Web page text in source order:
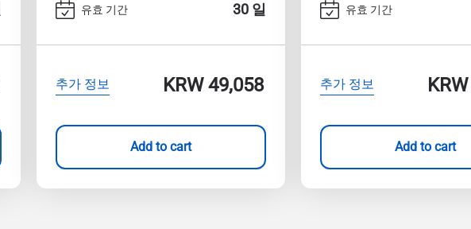
유효 기간 30 일
추가 정보 KRW 49,058
Add to cart
유효 기간
추가 정보
Add to cart